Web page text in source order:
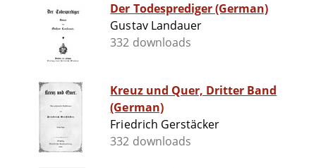
Der Todesprediger (German)
Gustav Landauer
332 downloads
Kreuz und Quer, Dritter Band
(German)
Friedrich Gerstäcker
332 downloads